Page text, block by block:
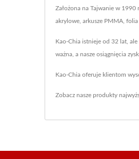
Założona na Tajwanie w
akrylowe, arkusze PMMA,
Kao-Chia istnieje od 32 lat,
ważna, a nasze osiągnięcia
Kao-Chia oferuje klientom
Zobacz nasze produkty